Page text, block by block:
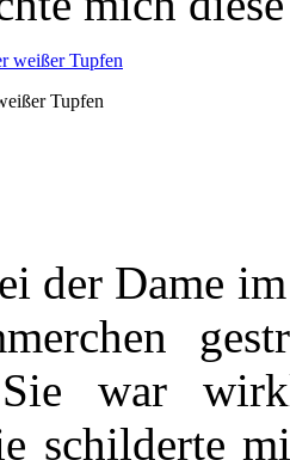
Tupfen
der Dame
war
schilderte